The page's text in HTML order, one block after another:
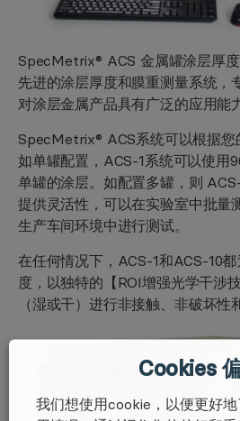
SpecMetrix® ACS 金属罐涂层厚
先进的涂层厚度和膜重测量系统，
对涂层金属产品具有广泛的应用能力
SpecMetrix® ACS系统可以根据您
如单罐配置，ACS-1系统可以使用
单罐的涂层。如配置多罐，则
提供灵活性，可以在实验室中批量
生产车间环境中进行测试。
在任何情况下，ACS-1和ACS-10
度，以独特的【ROI增强光学干涉
（湿或干）进行非接触、非破坏性
Cookies
我们想使用cookie，以便更好